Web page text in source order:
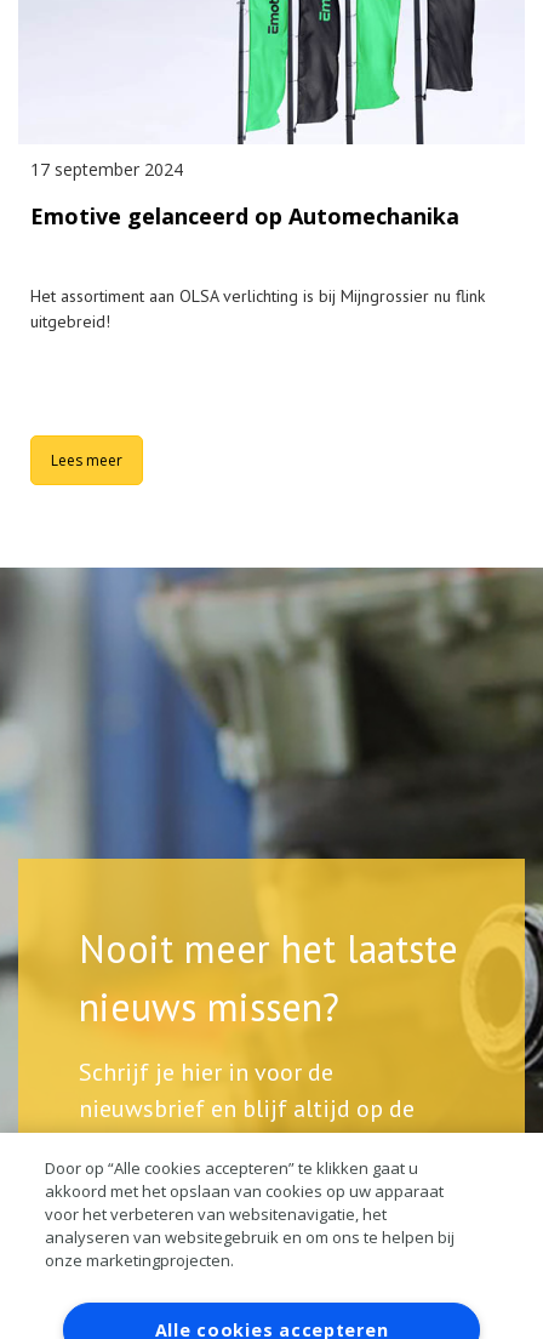
17 september 2024
Emotive gelanceerd op Automechanika
Het assortiment aan OLSA verlichting is bij Mijngrossier nu flink
uitgebreid!
Lees meer
Nooit meer het laatste
nieuws missen?
Schrijf je hier in voor de
nieuwsbrief en blijf altijd op de
Account aanvragen Inloggen
Door op “Alle cookies accepteren” te klikken gaat u
akkoord met het opslaan van cookies op uw apparaat
voor het verbeteren van websitenavigatie, het
analyseren van websitegebruik en om ons te helpen bij
onze marketingprojecten.
Alle cookies accepteren